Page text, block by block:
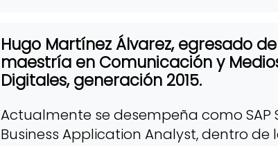
Hugo Martínez Álvarez, egresado
maestría en Comunicación y
Digitales, generación 2015.
Actualmente se desempeña como SAP
Business Application Analyst, dentro de